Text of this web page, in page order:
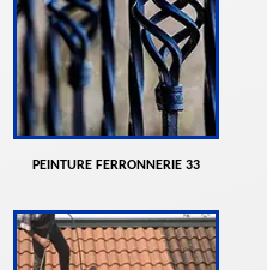
PEINTURE FERRONNERIE 33